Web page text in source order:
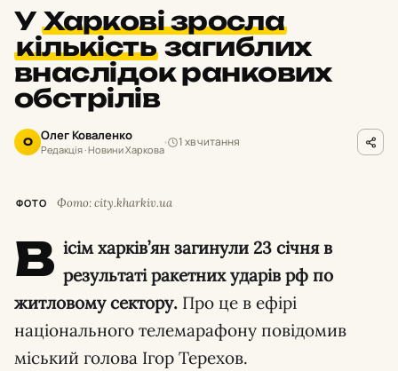
У Харкові зросла
кількість загиблих
внаслідок ранкових
обстрілів
О Олег Коваленко
Редакція · Новини Харкова
1 хв читання
ФОТО Фото: city.kharkiv.ua
В ісім харків’ян загинули 23 січня в
результаті ракетних ударів рф по
житловому сектору. Про це в ефірі
національного телемарафону повідомив
міський голова Ігор Терехов.